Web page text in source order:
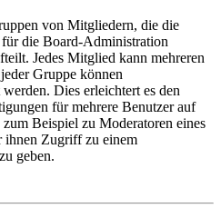
von Mitgliedern, die die
die Board-Administration
Jedes Mitglied kann mehreren
Gruppe können
Dies erleichtert es den
für mehrere Benutzer auf
Beispiel zu Moderatoren eines
ihnen Zugriff zu einem
geben.